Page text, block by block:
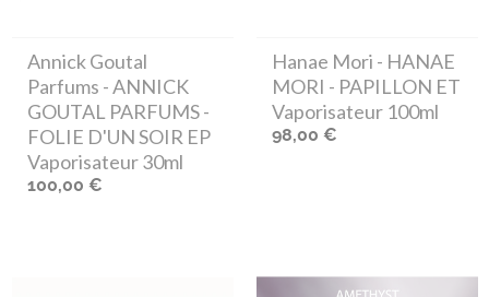
Annick Goutal
Parfums - ANNICK
GOUTAL PARFUMS -
FOLIE D'UN SOIR EP
Vaporisateur 30ml
100,00 €
Hanae Mori - HANAE
MORI - PAPILLON ET
Vaporisateur 100ml
98,00 €